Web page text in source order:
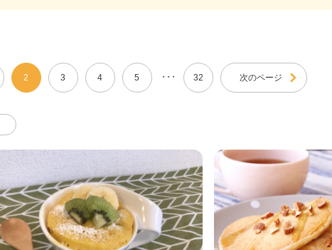
2 3 4 5 ・・・ 32 次のページ